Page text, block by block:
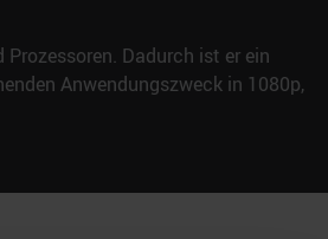
Dadurch ist er ein
Anwendungszweck in 1080p,